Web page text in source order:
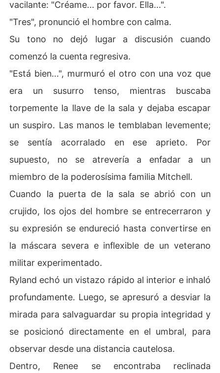
vacilante: "Créame... por favor. Ella...".
"Tres", pronunció el hombre con calma.
Su tono no dejó lugar a discusión cuando
comenzó la cuenta regresiva.
"Está bien...", murmuró el otro con una voz que
era un susurro tenso, mientras buscaba
torpemente la llave de la sala y dejaba escapar
un suspiro. Las manos le temblaban levemente;
se sentía acorralado en ese aprieto. Por
supuesto, no se atrevería a enfadar a un
miembro de la poderosísima familia Mitchell.
Cuando la puerta de la sala se abrió con un
crujido, los ojos del hombre se entrecerraron y
su expresión se endureció hasta convertirse en
la máscara severa e inflexible de un veterano
militar experimentado.
Ryland echó un vistazo rápido al interior e inhaló
profundamente. Luego, se apresuró a desviar la
mirada para salvaguardar su propia integridad y
se posicionó directamente en el umbral, para
observar desde una distancia cautelosa.
Dentro, Renee se encontraba reclinada